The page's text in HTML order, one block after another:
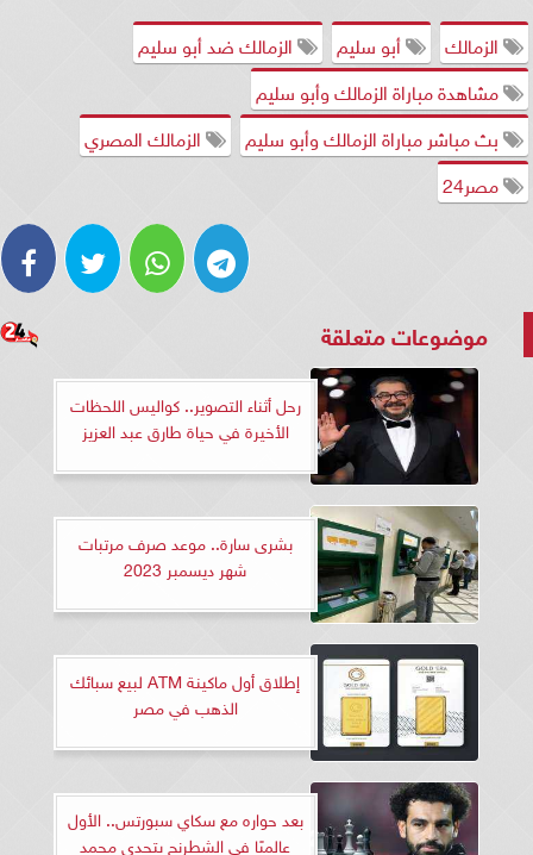
الزمالك
أبو سليم
الزمالك ضد أبو سليم
مشاهدة مباراة الزمالك وأبو سليم
بث مباشر مباراة الزمالك وأبو سليم
الزمالك المصري
مصر24
موضوعات متعلقة
رحل أثناء التصوير.. كواليس اللحظات
الأخيرة في حياة طارق عبد العزيز
بشرى سارة.. موعد صرف مرتبات
شهر ديسمبر 2023
إطلاق أول ماكينة ATM لبيع سبائك
الذهب في مصر
بعد حواره مع سكاي سبورتس.. الأول
عالميًا في الشطرنج يتحدى محمد